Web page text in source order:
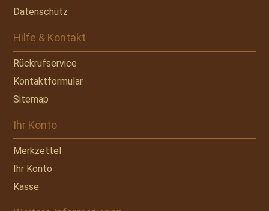
Datenschutz
Hilfe & Kontakt
Rückrufservice
Kontaktformular
Sitemap
Ihr Konto
Merkzettel
Ihr Konto
Kasse